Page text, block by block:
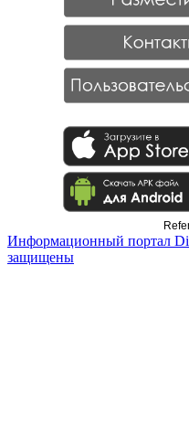
Информационный портал
защищены